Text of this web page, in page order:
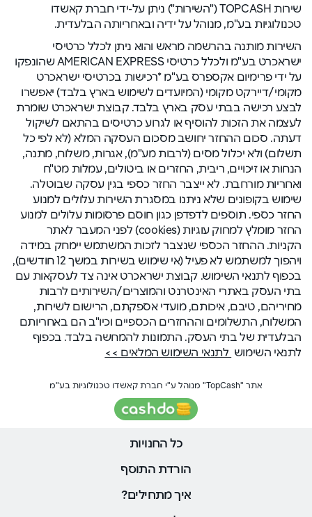
שירות TOPCASH ("השירות") ניתן על-ידי חברת קאשדו
טכנולוגיות בע"מ, מנוהל על ידיה ובאחריותה הבלעדית.
השירות מותנה בהרשמה מראש והוא ניתן לכלל כרטיסי
ישראכרט בע"מ ולכלל כרטיסי AMERICAN EXPRESS שהונפקו
על ידי פרימיום אקספרס בע"מ *רכישות בכרטיסי ישראכרט
מקומי/דיירקט מקומי (המיועדים לשימוש בארץ בלבד) יאפשרו
לבצע רכישה בבתי עסק בארץ בלבד. קבוצת ישראכרט שומרת
לעצמה את הזכות להוסיף או לגרוע כרטיסים בהתאם לשיקול
דעתה. סכום ההחזר יחושב מסכום העסקה המלא (לא לפי כל
תשלום) ולא יכלול מסים (לרבות מע"מ), אגרות, משלוח, מתנה,
הנחות או זיכויים, ריבית, החזרים או ביטולים, עמלות מט"ח
ואחריות מורחבת. לא ייצבר החזר כספי בגין עסקה שבוטלה.
שימוש בקופונים שלא ניתנו במסגרת השירות עלולים למנוע
החזר כספי. תוספים לדפדפן כגון חוסם פרסומות עלולים למנוע
החזר מומלץ למחוק עוגיות (cookies) לפני המעבר לאתר
הקניות. ההחזר הכספי שנצבר לזכות המשתמש יימחק במידה
ויהפוך למשתמש לא פעיל (אי שימוש בשירות במשך 12 חודשים),
בכפוף לתנאי השימוש. קבוצת ישראכרט אינה צד לעסקאות עם
בתי העסק באתרי האינטרנט והמוצרים/השירותים לרבות
מחיריהם, טיבם, איכותם, מועדי אספקתם, הרישום לשירות,
המשלוח, התשלומים וההחזרים הכספיים וכיו"ב הם באחריותם
הבלעדית של בתי העסק. התמונות להמחשה בלבד. בכפוף
לתנאי השימוש לתנאי השימוש המלאים >>
אתר "TopCash" מנוהל ע"י חברת קאשדו טכנולוגיות בע"מ
כל החנויות
הורדת התוסף
איך מתחילים?